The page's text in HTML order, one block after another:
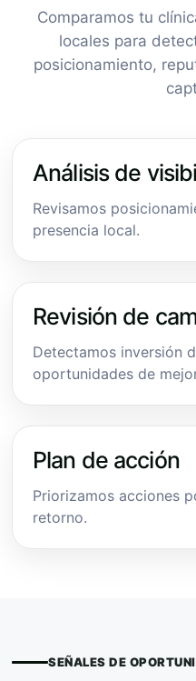
Comparamos tu
locales para
posicionamiento,
Análisis de
Revisamos
presencia local.
Revisión de
Detectamos inversión
oportunidades de
Plan de acción
Priorizamos acciones
retorno.
SEÑALES DE